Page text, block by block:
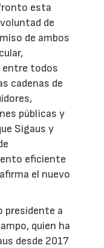
esta
de
de ambos
entre todos
cadenas de
públicas y
Sigaus y
eficiente
el nuevo
presidente a
quien ha
desde 2017